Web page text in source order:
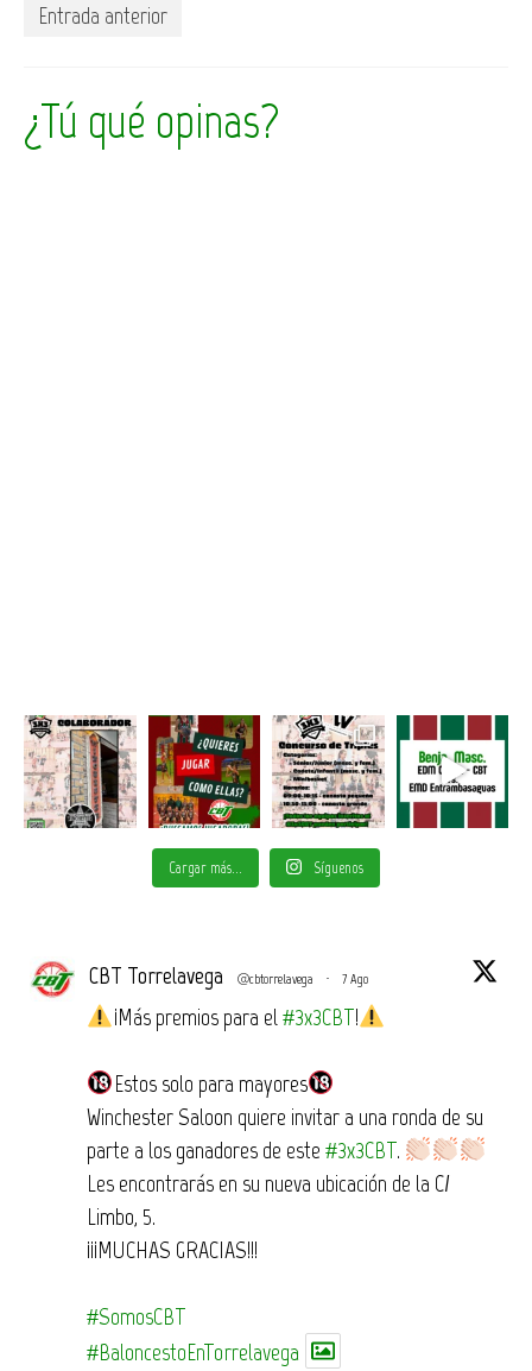
Entrada anterior
¿Tú qué opinas?
Cargar más... Síguenos
CBT Torrelavega @cbtorrelavega · 7 Ago
¡Más premios para el #3x3CBT!
Estos solo para mayores
Winchester Saloon quiere invitar a una ronda de su
parte a los ganadores de este #3x3CBT.
Les encontrarás en su nueva ubicación de la C/
Limbo, 5.
¡¡¡MUCHAS GRACIAS!!!
#SomosCBT
#BaloncestoEnTorrelavega